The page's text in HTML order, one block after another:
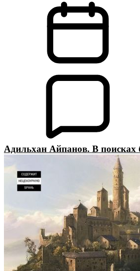
Адильхан Айпанов. В поисках